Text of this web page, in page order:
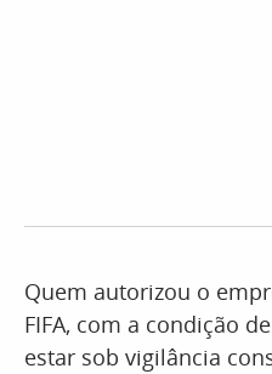
Quem autorizou o
FIFA, com a condição
estar sob vigilância